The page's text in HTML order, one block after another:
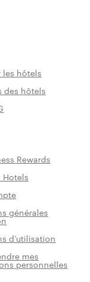
les hôtels
des hôtels
Rewards
Hotels
générales
d’utilisation
mes
personnelles